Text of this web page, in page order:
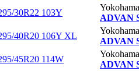
Yokohama
ADVAN
Yokohama
ADVAN
Yokohama
ADVAN